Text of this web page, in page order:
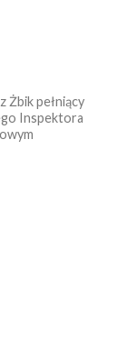
Żbik pełniący
Inspektora